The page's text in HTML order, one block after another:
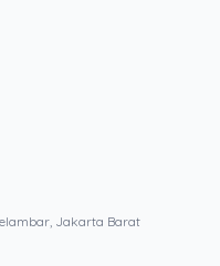
Jakarta Barat